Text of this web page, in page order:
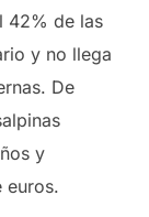
42% de las
y no llega
De
y
euros.